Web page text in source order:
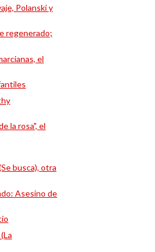
Polanski y
regenerado;
el
la rosa", el
busca), otra
Asesino de